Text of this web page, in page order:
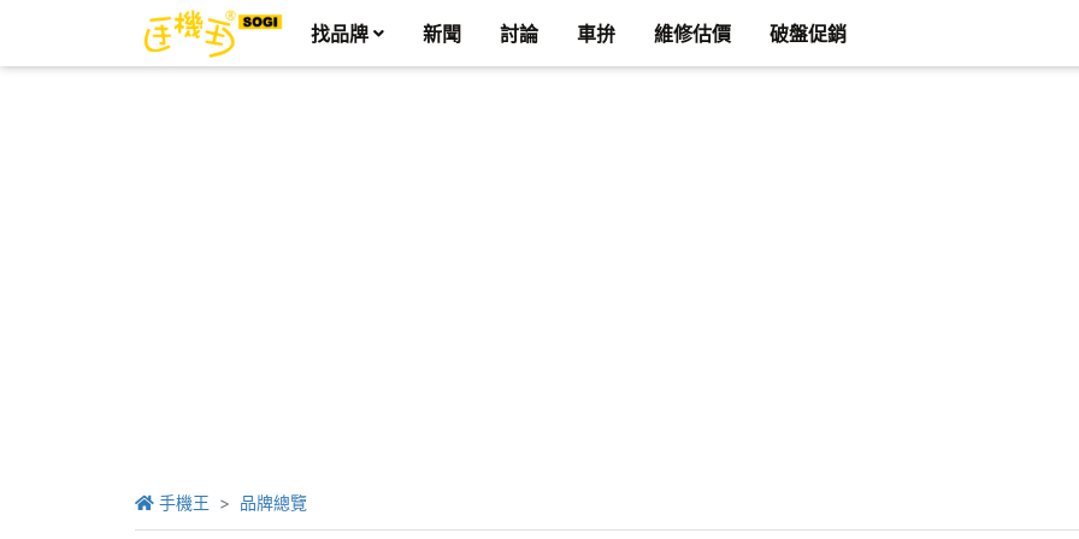
找品牌 新聞 討論 車拚 維修估價 破盤促銷
手機王 品牌總覽